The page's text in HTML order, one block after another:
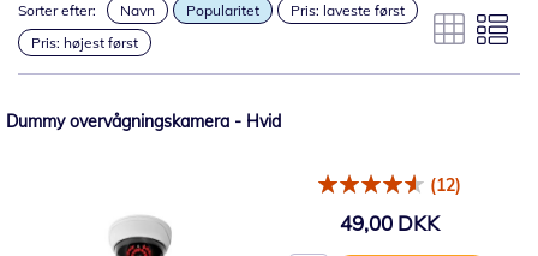
Sorter efter: Navn Popularitet
Pris: laveste først
Pris: højest først
Dummy overvågningskamera - Hvid
(12)
49,00 DKK